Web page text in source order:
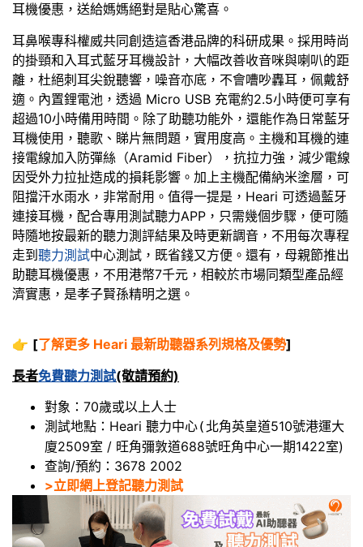
耳機優惠，送給媽媽絕對是貼心驚喜。
耳鼻喉專科權威共同創造這香港品牌的科研成果。採用時尚
的掛頸和入耳式藍牙耳機設計，大幅改善收音咪與喇叭的距
離，杜絕刺耳尖銳聽響，噪音亦底，不會嘈吵轟耳，佩戴舒
適。內置鋰電池，透過 Micro USB 充電約2.5小時便可享有
超過10小時備用時間。除了助聽功能外，還能作為日常藍牙
耳機使用，聽歌、睇片無問題，實用度高。主機和耳機的連
接電線加入防彈絲（Aramid Fiber），抗拉力強，減少電線
因受外力拉扯造成的損耗影響。加上主機配備納米塗層，可
阻擋汗水雨水，非常耐用。值得一提是，Heari 可透過藍牙
連接耳機，配合專用測試聽力APP，只需幾個步驟，便可隨
時隨地按最新的聽力測評結果及時更新調音，不用每次專程
走到聽力測試中心測試，既省錢又方便。還有，母親節推出
助聽耳機優惠，不用港幣7千元，相較於市場同類型產品經
濟實惠，是孝子賢孫精明之選。
👉 [了解更多 Heari 最新助聽器系列規格及優勢]
長者免費聽力測試(敬請預約)
對象：70歲或以上人士
測試地點：Heari 聽力中心( 北角英皇道510號港運大
廈2509室 / 旺角彌敦道688號旺角中心一期1422室)
查詢/預約：3678 2002
>立即網上登記聽力測試